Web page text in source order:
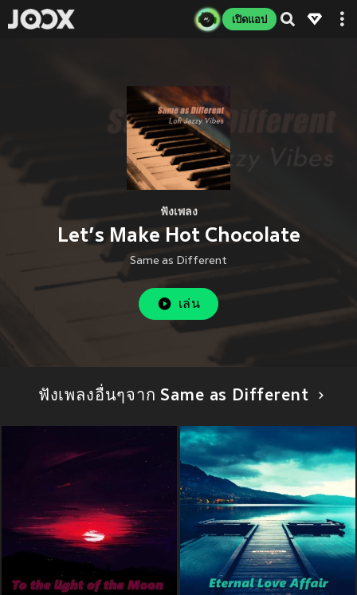
เปิดแอป
ฟังเพลง
Let’s Make Hot Chocolate
Same as Different
เล่น
ฟังเพลงอื่นๆจาก Same as Different